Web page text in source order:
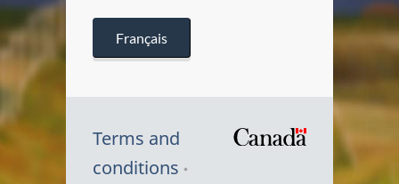
Français
Terms and
conditions
Symbole